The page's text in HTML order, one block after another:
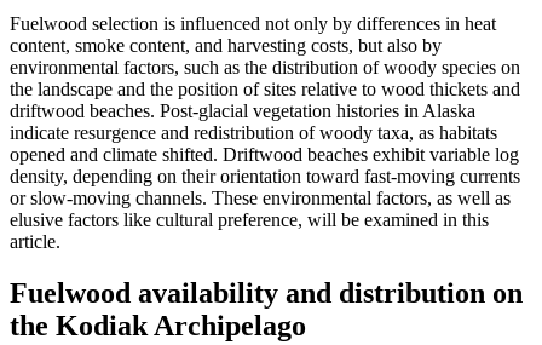
Fuelwood selection is influenced not only by differences in heat
content, smoke content, and harvesting costs, but also by
environmental factors, such as the distribution of woody species on
the landscape and the position of sites relative to wood thickets and
driftwood beaches. Post-glacial vegetation histories in Alaska
indicate resurgence and redistribution of woody taxa, as habitats
opened and climate shifted. Driftwood beaches exhibit variable log
density, depending on their orientation toward fast-moving currents
or slow-moving channels. These environmental factors, as well as
elusive factors like cultural preference, will be examined in this
article.
Fuelwood availability and distribution on
the Kodiak Archipelago